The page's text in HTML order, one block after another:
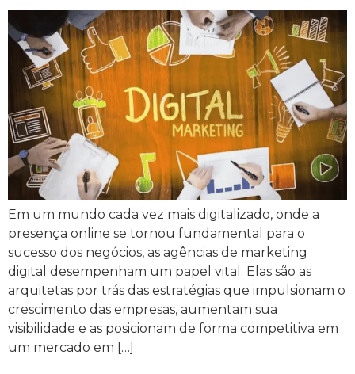
Em um mundo cada vez mais digitalizado, onde a
presença online se tornou fundamental para o
sucesso dos negócios, as agências de marketing
digital desempenham um papel vital. Elas são as
arquitetas por trás das estratégias que impulsionam o
crescimento das empresas, aumentam sua
visibilidade e as posicionam de forma competitiva em
um mercado em […]